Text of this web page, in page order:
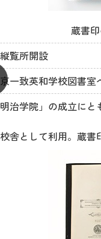
蔵書
覧所開設
一致英和学校図書室
治学院」の成立に
舎として利用。蔵